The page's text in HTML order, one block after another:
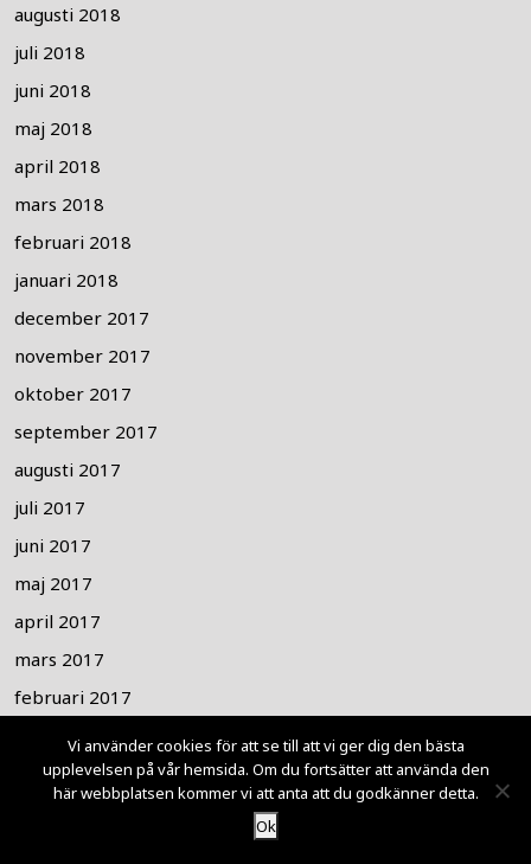
augusti 2018
juli 2018
juni 2018
maj 2018
april 2018
mars 2018
februari 2018
januari 2018
december 2017
november 2017
oktober 2017
september 2017
augusti 2017
juli 2017
juni 2017
maj 2017
april 2017
mars 2017
februari 2017
januari 2017
december 2016
november 2016
Vi använder cookies för att se till att vi ger dig den bästa
upplevelsen på vår hemsida. Om du fortsätter att använda den
här webbplatsen kommer vi att anta att du godkänner detta.
Ok